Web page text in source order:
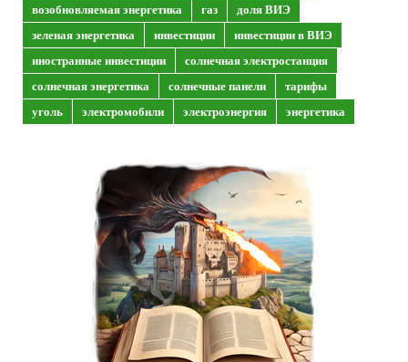
возобновляемая энергетика
газ
доля ВИЭ
зеленая энергетика
инвестиции
инвестиции в ВИЭ
иностранные инвестиции
солнечная электростанция
солнечная энергетика
солнечные панели
тарифы
уголь
электромобили электроэнергия энергетика